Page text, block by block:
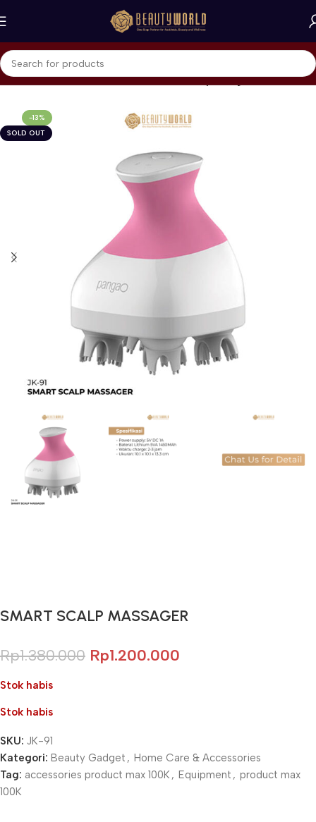
Beranda Home Care & Accessories Beauty Gadget
-13%
SOLD OUT
SMART SCALP MASSAGER
Rp1.380.000 Rp1.200.000
Stok habis
Stok habis
SKU: JK-91
Kategori: Beauty Gadget , Home Care & Accessories
Tag: accessories product max 100K , Equipment , product max
100K